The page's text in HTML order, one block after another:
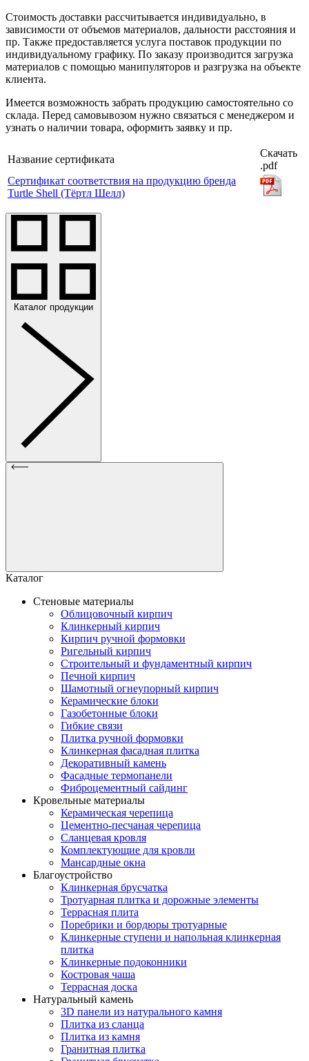
Стоимость доставки рассчитывается индивидуально, в
зависимости от объемов материалов, дальности расстояния и
пр. Также предоставляется услуга поставок продукции по
индивидуальному графику. По заказу производится загрузка
материалов с помощью манипуляторов и разгрузка на объекте
клиента.
Имеется возможность забрать продукцию самостоятельно со
склада. Перед самовывозом нужно связаться с менеджером и
узнать о наличии товара, оформить заявку и пр.
Название сертификата
Скачать
.pdf
Сертификат соответствия на продукцию бренда
Turtle Shell (Тёртл Шелл)
Каталог продукции
Каталог
Стеновые материалы
Облицовочный кирпич
Клинкерный кирпич
Кирпич ручной формовки
Ригельный кирпич
Строительный и фундаментный кирпич
Печной кирпич
Шамотный огнеупорный кирпич
Керамические блоки
Газобетонные блоки
Гибкие связи
Плитка ручной формовки
Клинкерная фасадная плитка
Декоративный камень
Фасадные термопанели
Фиброцементный сайдинг
Кровельные материалы
Керамическая черепица
Цементно-песчаная черепица
Сланцевая кровля
Комплектующие для кровли
Мансардные окна
Благоустройство
Клинкерная брусчатка
Тротуарная плитка и дорожные элементы
Террасная плита
Поребрики и бордюры тротуарные
Клинкерные ступени и напольная клинкерная
плитка
Клинкерные подоконники
Костровая чаша
Террасная доска
Натуральный камень
3D панели из натурального камня
Плитка из сланца
Плитка из камня
Гранитная плитка